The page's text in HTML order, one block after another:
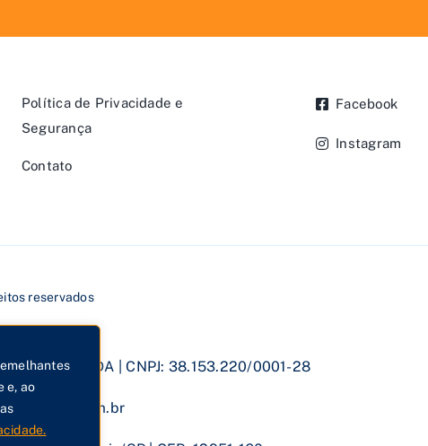
e, ao
Política de Privacidade e
Segurança
Contato
Facebook
Instagram
reservados
de Metal LTDA | CNPJ: 38.153.220/0001-28